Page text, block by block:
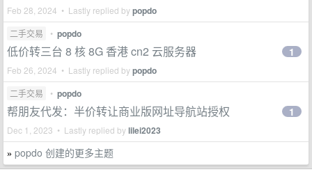
Feb 28, 2024 • Lastly replied bypopdo
二手交易 • popdo
低价转三台 8 核 8G 香港 cn2 云服务器
Feb 26, 2024 • Lastly replied bypopdo
1
二手交易 • popdo
帮朋友代发：半价转让商业版网址导航站授权
Dec 1, 2023 • Lastly replied bylilei2023
1
» popdo 创建的更多主题